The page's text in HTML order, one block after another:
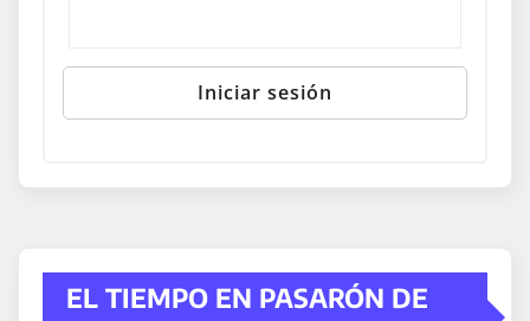
EL TIEMPO EN PASARÓN DE